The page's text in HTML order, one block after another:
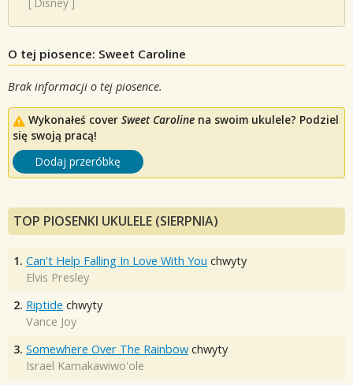
O tej piosence: Sweet Caroline
Brak informacji o tej piosence.
Wykonałeś cover Sweet Caroline na swoim ukulele? Podziel
się swoją pracą!
Dodaj przeróbkę
TOP PIOSENKI UKULELE (SIERPNIA)
1. Can't Help Falling In Love With You chwyty
Elvis Presley
2. Riptide chwyty
Vance Joy
3. Somewhere Over The Rainbow chwyty
Israel Kamakawiwo'ole